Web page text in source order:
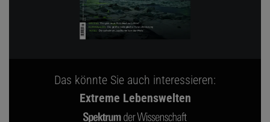
Das könnte Sie auch interessieren:
Extreme Lebenswelten